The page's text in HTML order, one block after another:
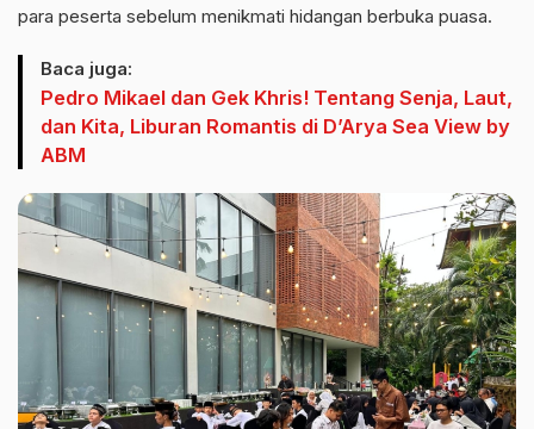
para peserta sebelum menikmati hidangan berbuka puasa.
Baca juga:
Pedro Mikael dan Gek Khris! Tentang Senja, Laut,
dan Kita, Liburan Romantis di D’Arya Sea View by
ABM